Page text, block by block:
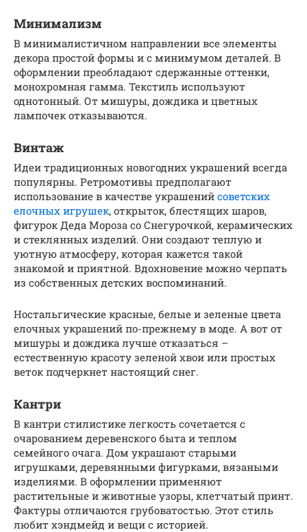
Минимализм
В минималистичном направлении все элементы
декора простой формы и с минимумом деталей. В
оформлении преобладают сдержанные оттенки,
монохромная гамма. Текстиль используют
однотонный. От мишуры, дождика и цветных
лампочек отказываются.
Винтаж
Идеи традиционных новогодних украшений всегда
популярны. Ретромотивы предполагают
использование в качестве украшений советских
елочных игрушек, открыток, блестящих шаров,
фигурок Деда Мороза со Снегурочкой, керамических
и стеклянных изделий. Они создают теплую и
уютную атмосферу, которая кажется такой
знакомой и приятной. Вдохновение можно черпать
из собственных детских воспоминаний.
Ностальгические красные, белые и зеленые цвета
елочных украшений по-прежнему в моде. А вот от
мишуры и дождика лучше отказаться –
естественную красоту зеленой хвои или простых
веток подчеркнет настоящий снег.
Кантри
В кантри стилистике легкость сочетается с
очарованием деревенского быта и теплом
семейного очага. Дом украшают старыми
игрушками, деревянными фигурками, вязаными
изделиями. В оформлении применяют
растительные и животные узоры, клетчатый принт.
Фактуры отличаются грубоватостью. Этот стиль
любит хэндмейд и вещи с историей.